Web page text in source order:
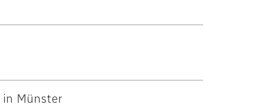
in Münster